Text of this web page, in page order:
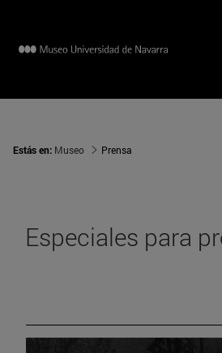
Estás en: Museo Prensa
Especiales para